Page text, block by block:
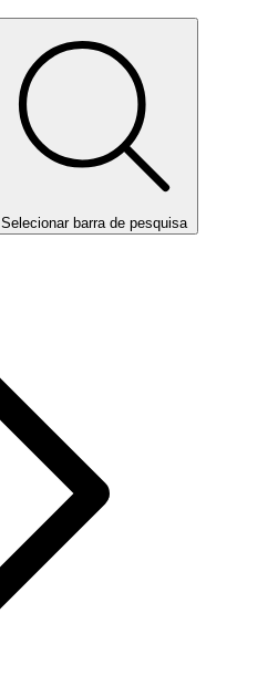
Selecionar barra de pesquisa